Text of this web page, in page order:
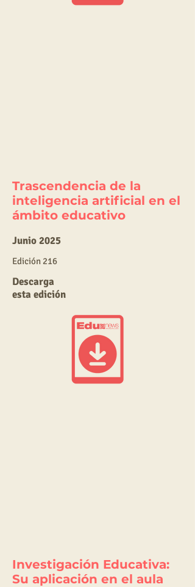
Trascendencia de la
inteligencia artificial en el
ámbito educativo
Junio 2025
Edición 216
Descarga
esta edición
Investigación Educativa:
Su aplicación en el aula